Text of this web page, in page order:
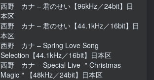
西野 カナ – 君のせい【96kHz／24bit】日
本区
西野 カナ – 君のせい【44.1kHz／16bit】日
本区
西野 カナ – Spring Love Song
Selection【44.1kHz／16bit】日本区
西野 カナ – Special Live ＂Christmas
Magic＂【48kHz／24bit】日本区